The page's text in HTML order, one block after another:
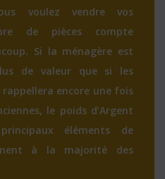
voulez vendre vos
de pièces compte
Si la ménagère est
de valeur que si les
encore une fois
le poids d’Argent
éléments de
à la majorité des